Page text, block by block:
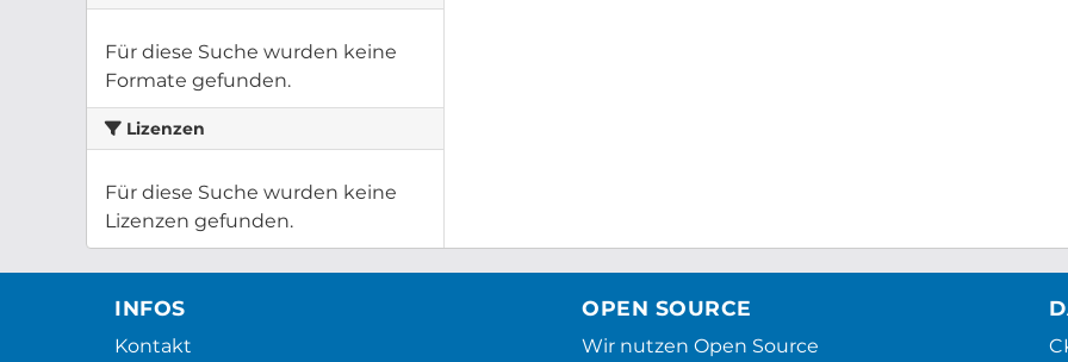
Für diese Suche wurden keine
Formate gefunden.
Lizenzen
Für diese Suche wurden keine
Lizenzen gefunden.
INFOS
Kontakt
OPEN SOURCE
Wir nutzen Open Source